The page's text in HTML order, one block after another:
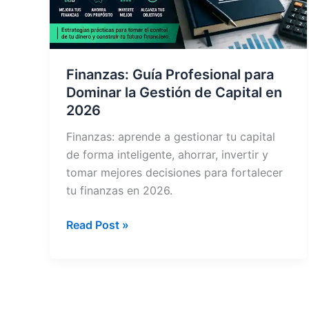
Finanzas: Guía Profesional para
Dominar la Gestión de Capital en
2026
Finanzas: aprende a gestionar tu capital
de forma inteligente, ahorrar, invertir y
tomar mejores decisiones para fortalecer
tu finanzas en 2026.
Finanzas:
Read Post »